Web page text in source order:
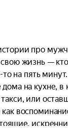
про
жизнь —
то на пять
на кухне, в
или